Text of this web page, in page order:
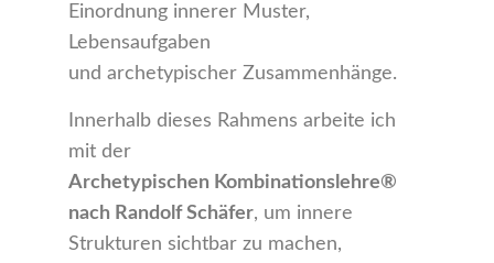
Einordnung innerer Muster,
Lebensaufgaben
und archetypischer Zusammenhänge.
Innerhalb dieses Rahmens arbeite ich
mit der
Archetypischen Kombinationslehre®
nach Randolf Schäfer, um innere
Strukturen sichtbar zu machen,